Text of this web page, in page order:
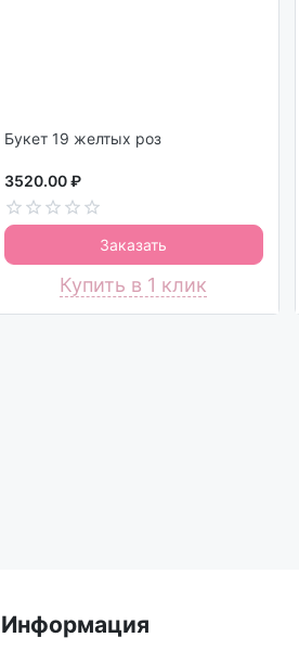
Букет 19 желтых роз
3520.00 ₽
Заказать
Купить в 1 клик
Информация